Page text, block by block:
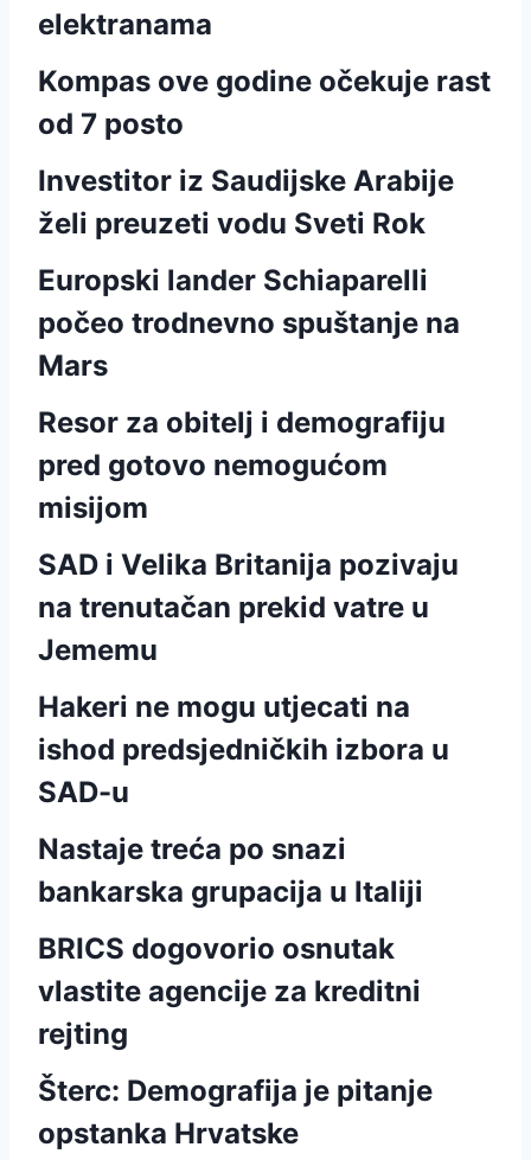
elektranama
Kompas ove godine očekuje rast
od 7 posto
Investitor iz Saudijske Arabije
želi preuzeti vodu Sveti Rok
Europski lander Schiaparelli
počeo trodnevno spuštanje na
Mars
Resor za obitelj i demografiju
pred gotovo nemogućom
misijom
SAD i Velika Britanija pozivaju
na trenutačan prekid vatre u
Jememu
Hakeri ne mogu utjecati na
ishod predsjedničkih izbora u
SAD-u
Nastaje treća po snazi
bankarska grupacija u Italiji
BRICS dogovorio osnutak
vlastite agencije za kreditni
rejting
Šterc: Demografija je pitanje
opstanka Hrvatske